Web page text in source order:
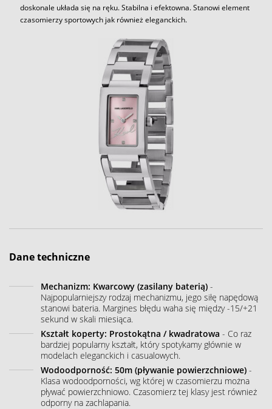
doskonale układa się na ręku. Stabilna i efektowna. Stanowi element
czasomierzy sportowych jak również eleganckich.
Dane techniczne
Mechanizm: Kwarcowy (zasilany baterią) -
Najpopularniejszy rodzaj mechanizmu, jego siłę napędową
stanowi bateria. Margines błędu waha się między -15/+21
sekund w skali miesiąca.
Kształt koperty: Prostokątna / kwadratowa - Co raz
bardziej popularny kształt, który spotykamy głównie w
modelach eleganckich i casualowych.
Wodoodporność: 50m (pływanie powierzchniowe) -
Klasa wodoodporności, wg której w czasomierzu można
pływać powierzchniowo. Czasomierz tej klasy jest również
odporny na zachlapania.